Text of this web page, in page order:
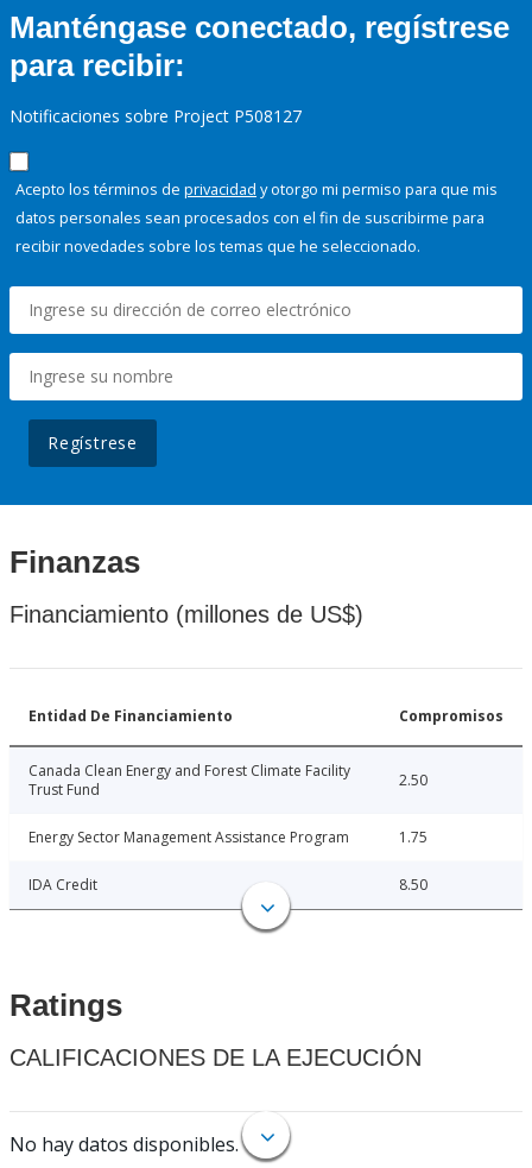
Manténgase conectado, regístrese
para recibir:
Notificaciones sobre Project P508127
Acepto los términos de privacidad y otorgo mi permiso para que mis
datos personales sean procesados con el fin de suscribirme para
recibir novedades sobre los temas que he seleccionado.
Regístrese
Finanzas
Financiamiento (millones de US$)
Entidad De Financiamiento Compromisos
Canada Clean Energy and Forest Climate Facility
Trust Fund
2.50
Energy Sector Management Assistance Program 1.75
IDA Credit 8.50
Ratings
CALIFICACIONES DE LA EJECUCIÓN
No hay datos disponibles.